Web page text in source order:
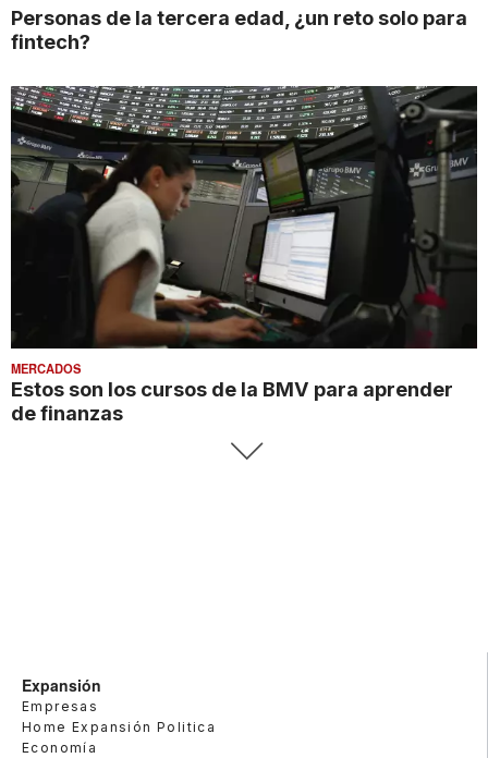
Personas de la tercera edad, ¿un reto solo para
fintech?
MERCADOS
Estos son los cursos de la BMV para aprender
de finanzas
Expansión
Empresas
Home Expansión Politica
Economía